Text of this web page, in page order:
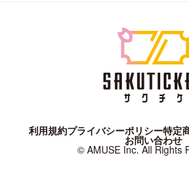
利用規約プライバシーポリシー特定
お問い合わせ
© AMUSE Inc. All Rights